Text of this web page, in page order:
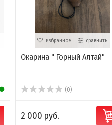
избранное сравнить
Окарина " Горный Алтай"
(0)
2 000 руб.